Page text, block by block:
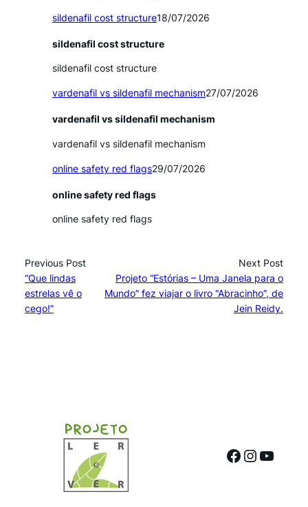
sildenafil cost structure18/07/2026
sildenafil cost structure
sildenafil cost structure
vardenafil vs sildenafil mechanism27/07/2026
vardenafil vs sildenafil mechanism
vardenafil vs sildenafil mechanism
online safety red flags29/07/2026
online safety red flags
online safety red flags
Previous Post
“Que lindas
estrelas vê o
cego!”
Next Post
Projeto “Estórias – Uma Janela para o
Mundo” fez viajar o livro “Abracinho”, de
Jein Reidy.
Facebook